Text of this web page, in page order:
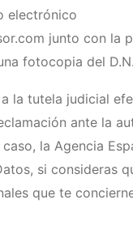
electrónico
junto con la
fotocopia del
la tutela judicial
ante la
la Agencia
si consideras
que te